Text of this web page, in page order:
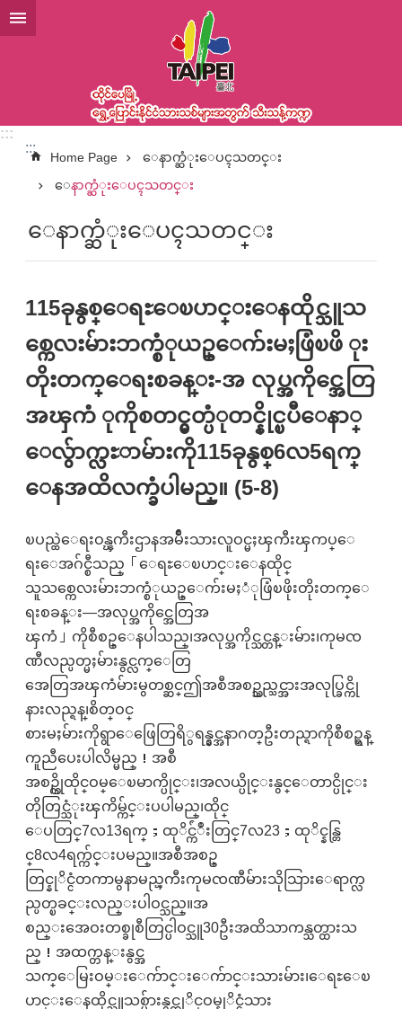
အဓိကအကြောင်းအရာပိတ်ပင်မှုကိုကျော်လိုက်ပါ
:::
:::
Home Page
ေနာက္ဆံုးေပၚသတင္း
ေနာက္ဆံုးေပၚသတင္း
ေနာက္ဆံုးေပၚသတင္း
115ခုနွစ္ေရႊေၿပာင္းေနထိုင္သူသ
စ္ကေလးမ်ားဘက္စံုယဥ္ေက်းမႈဖြံၿဖိ ုး
တိုးတက္ေရးစခန္း-အ လုပ္အကိုင္အေတြ
အၾကံ ုကိုစတင္မွတ္ပံုတင္နိုင္ၿပီေနာ္
ေလွ်ာက္လႊာမ်ားကို115ခုနွစ္6လ5ရက္
ေနအထိလက္ခံပါမည္။ (5-8)
ၿပည္ထဲေရးဝန္ၾကီးဌာနအမ်ိဳးသားလူဝင္မႈၾကီးၾကပ္ေ
ရးေအဂ်င္စီသည္「ေရႊေၿပာင္းေနထိုင္
သူသစ္ကေလးမ်ားဘက္စံုယဥ္ေက်းမႈံုဖြံၿဖိုးတိုးတက္ေ
ရးစခန္း—အလုပ္အကိုင္အေတြအ
ၾကံ」ကိုစီစဥ္ေနပါသည္၊အလုပ္အကိုင္သင္တန္းမ်ား၊ကုမၸ
ဏီလည္ပတ္မႈမ်ားနွင္လက္ေတြ
အေတြအၾကံမ်ားမွတစ္ဆင္ဤအစီအစဥ္သည္သင္အားအလုပ္ခြင္ကို
နားလည္ရန္၊စိတ္ဝင္
စားမႈမ်ားကိုရွာေဖြေတြရိွရန္နွင္အနာဂတ္ဦးတည္ရာကိုစီစဥ္ရန္
ကူညီေပးပါလိမ္မည္！အစီ
အစဥ္ကိုထိုင္ဝမ္ေၿမာက္ပိုင္း၊အလယ္ပိုင္းနွင္ေတာင္ပိုင္း
တိုတြင္သံုးၾကိမ္က်င္းပပါမည္၊ထိုင္
ေပတြင္7လ13ရက္；ထုိင္က်ံဳးတြင္7လ23；ထုိင္နန္တြ
င္8လ4ရက္က်င္းပမည္။အစီအစဥ္
တြင္နုိင္ငံတကာမွနာမည္ၾကီးကုမၸဏီမ်ားသိုသြားေရာက္လ
ည္ပတ္ၿခင္းလည္းပါဝင္သည္။အ
စည္းအေဝးတစ္ခုစီတြင္ပါဝင္သူ30ဦးအထိသာကန္သတ္ထားသ
ည္！အထက္တန္းနွင္အ
သက္ေမြးဝမ္းေက်ာင္းေက်ာင္းသားမ်ား၊ေရႊေၿ
ပာင္းေနထိုင္သူသစ္မ်ားနွင္ထုိင္ဝမ္နုိင္ငံသား